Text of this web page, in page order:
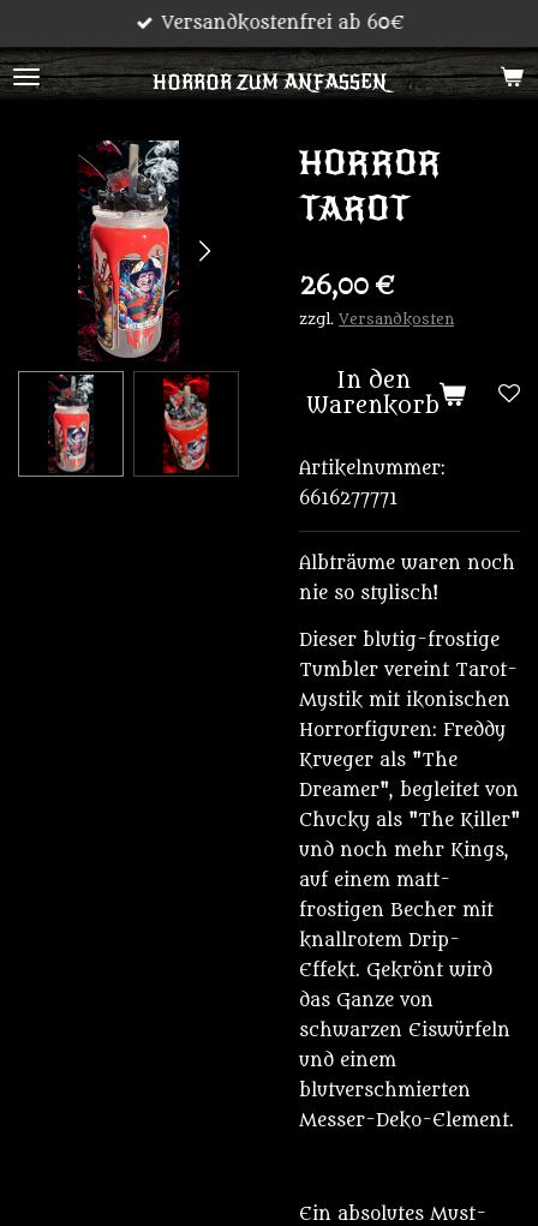
Hauptinhalt
springen
HORROR ZUM ANFASSEN
Versandkostenfrei ab 60€
HORROR
TAROT
26,00 €
zzgl. Versandkosten
In den
Warenkorb
Artikelnummer:
6616277771
Albträume waren noch
nie so stylisch!
Dieser blutig-frostige
Tumbler vereint Tarot-
Mystik mit ikonischen
Horrorfiguren: Freddy
Krueger als "The
Dreamer", begleitet von
Chucky als "The Killer"
und noch mehr Kings,
auf einem matt-
frostigen Becher mit
knallrotem Drip-
Effekt. Gekrönt wird
das Ganze von
schwarzen Eiswürfeln
und einem
blutverschmierten
Messer-Deko-Element.
Ein absolutes Must-